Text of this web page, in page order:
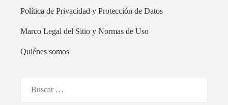
Política de Privacidad y Protección de Datos
Marco Legal del Sitio y Normas de Uso
Quiénes somos